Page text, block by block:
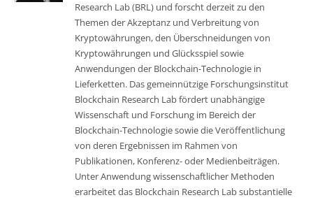
Research Lab (BRL) und forscht derzeit zu den
Themen der Akzeptanz und Verbreitung von
Kryptowährungen, den Überschneidungen von
Kryptowährungen und Glücksspiel sowie
Anwendungen der Blockchain-Technologie in
Lieferketten. Das gemeinnützige Forschungsinstitut
Blockchain Research Lab fördert unabhängige
Wissenschaft und Forschung im Bereich der
Blockchain-Technologie sowie die Veröffentlichung
von deren Ergebnissen im Rahmen von
Publikationen, Konferenz- oder Medienbeiträgen.
Unter Anwendung wissenschaftlicher Methoden
erarbeitet das Blockchain Research Lab substantielle